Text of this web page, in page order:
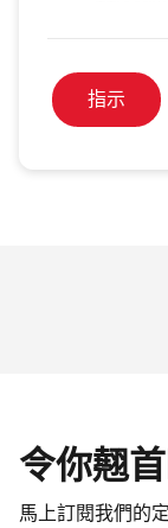
指示
令你翹
馬上訂閱我們的